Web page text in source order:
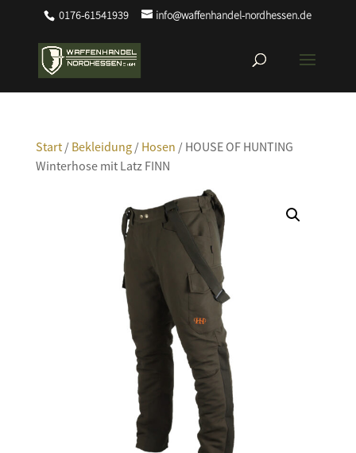
0176-61541939 info@waffenhandel-nordhessen.de
Start/ Bekleidung/ Hosen / HOUSE OF HUNTING
Winterhose mit Latz FINN